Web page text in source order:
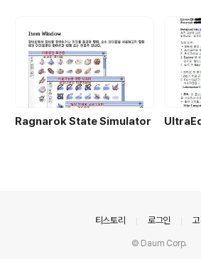
Ragnarok State Simulator
티스토리 로그인
© Daum Corp.